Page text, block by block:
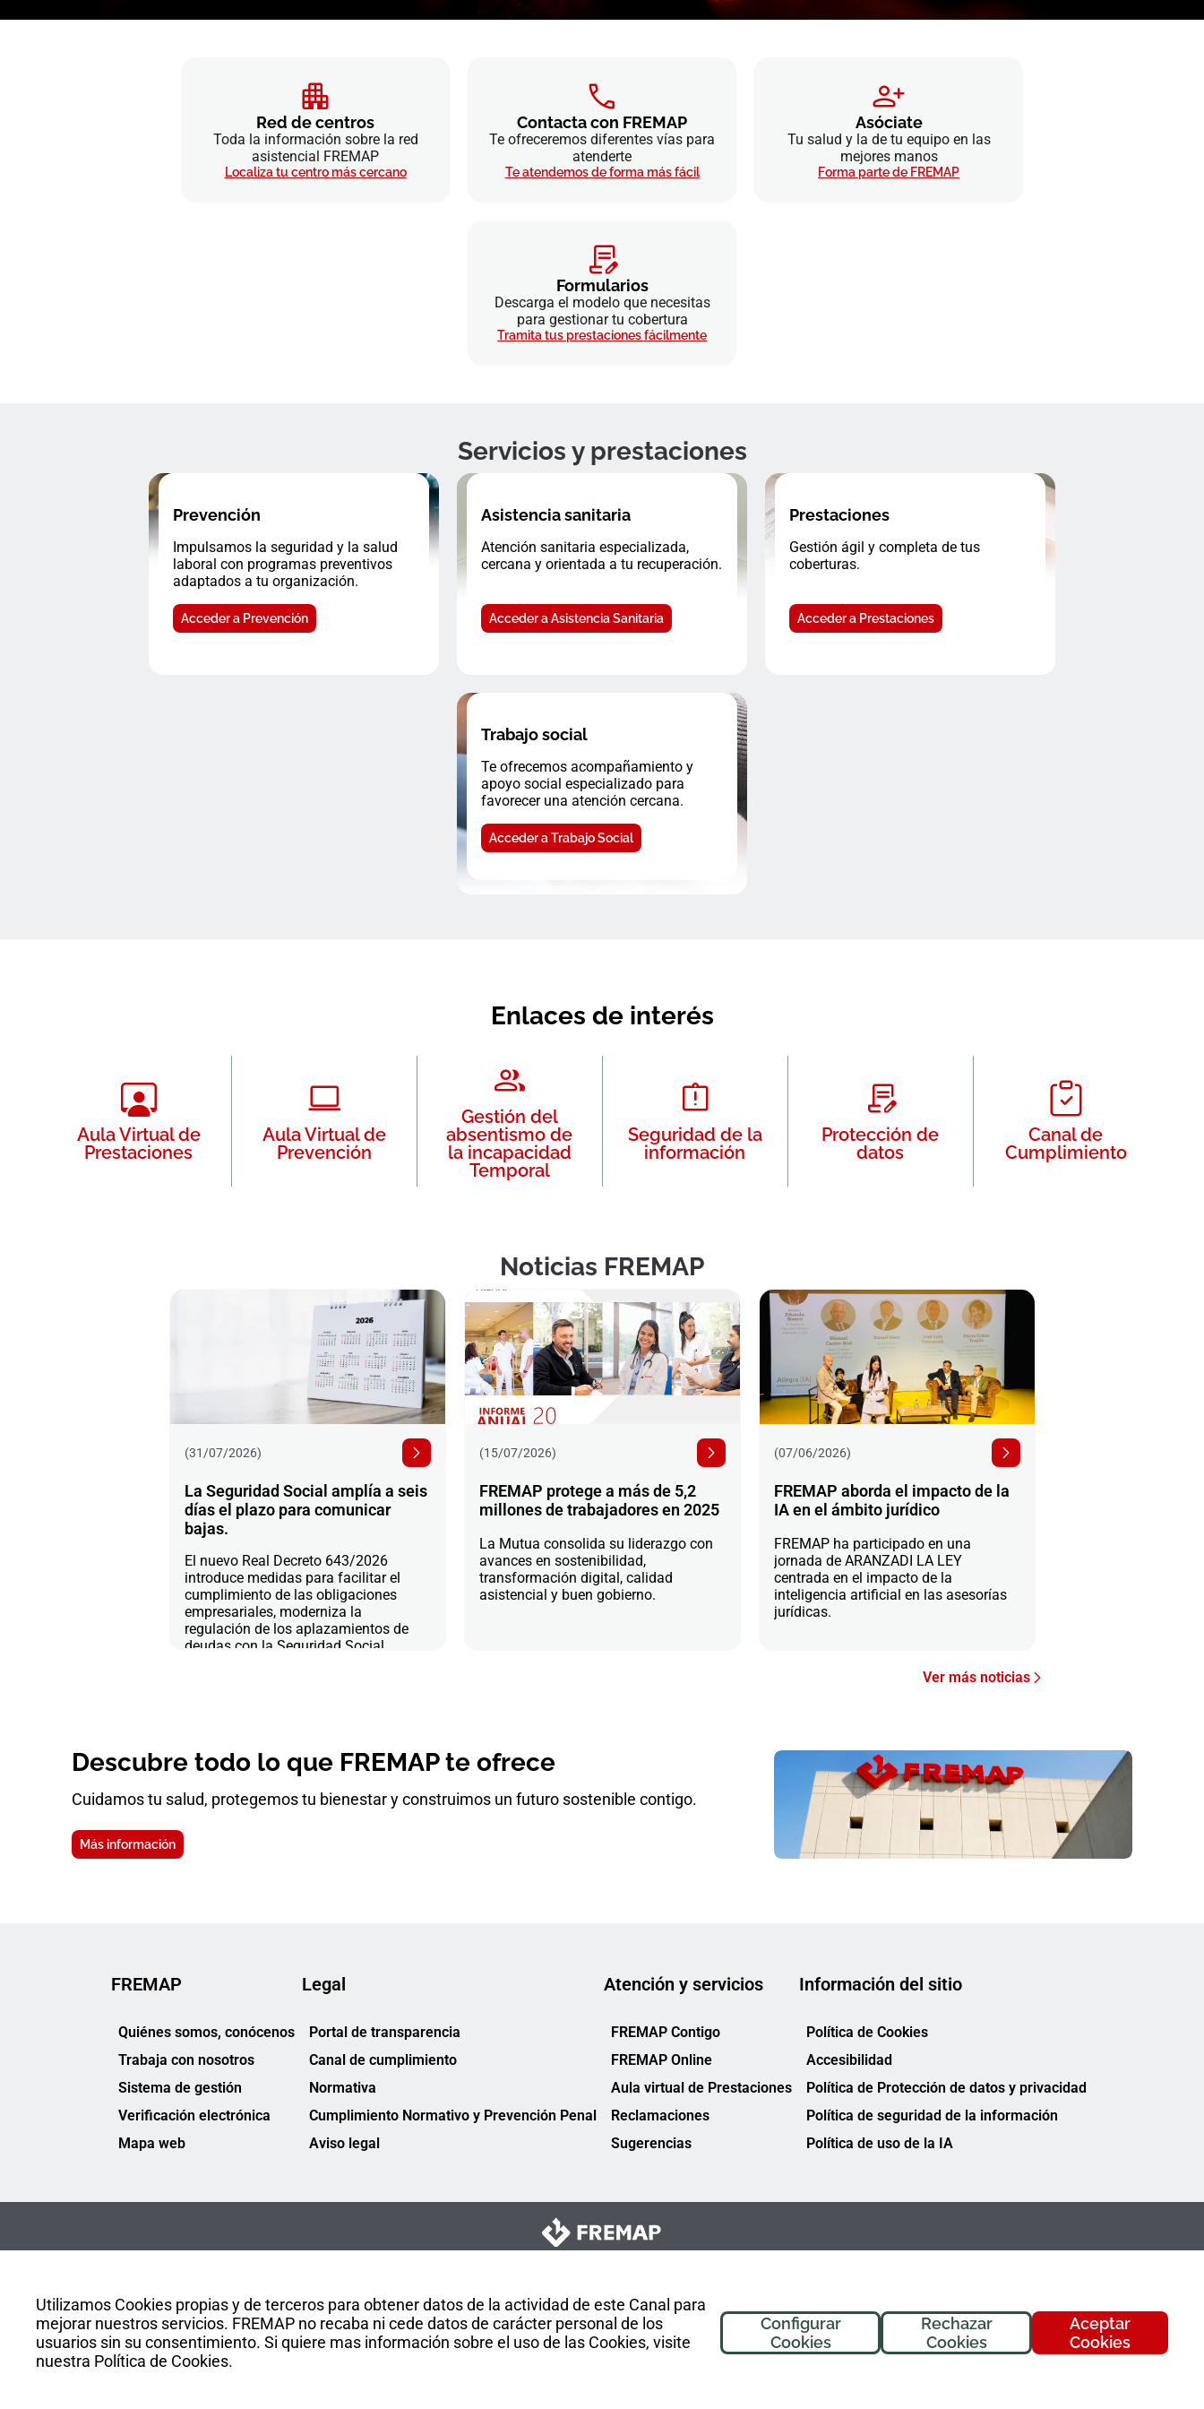
Utilizamos Cookies propias y de terceros para obtener datos de la actividad de este Canal para
mejorar nuestros servicios. FREMAP no recaba ni cede datos de carácter personal de los
usuarios sin su consentimiento. Si quiere mas información sobre el uso de las Cookies, visite
nuestra Política de Cookies.
Aceptar
Cookies
Rechazar
Cookies
Configurar
Cookies
Red de centros
Toda la información sobre la red
asistencial FREMAP
Localiza tu centro más cercano
Contacta con FREMAP
Te ofreceremos diferentes vías para
atenderte
Te atendemos de forma más fácil
Asóciate
Tu salud y la de tu equipo en las
mejores manos
Forma parte de FREMAP
Formularios
Descarga el modelo que necesitas
para gestionar tu cobertura
Tramita tus prestaciones fácilmente
Servicios y prestaciones
Prevención
Impulsamos la seguridad y la salud
laboral con programas preventivos
adaptados a tu organización.
Acceder a Prevención
Asistencia sanitaria
Atención sanitaria especializada,
cercana y orientada a tu recuperación.
Acceder a Asistencia Sanitaria
Prestaciones
Gestión ágil y completa de tus
coberturas.
Acceder a Prestaciones
Trabajo social
Te ofrecemos acompañamiento y
apoyo social especializado para
favorecer una atención cercana.
Acceder a Trabajo Social
Enlaces de interés
Aula Virtual de
Prestaciones
Aula Virtual de
Prevención
Gestión del
absentismo de
la incapacidad
Temporal
Seguridad de la
información
Protección de
datos
Canal de
Cumplimiento
Noticias FREMAP
(31/07/2026)
La Seguridad Social amplía a seis
días el plazo para comunicar
bajas.
El nuevo Real Decreto 643/2026
introduce medidas para facilitar el
cumplimiento de las obligaciones
empresariales, moderniza la
regulación de los aplazamientos de
deudas con la Seguridad Social
(15/07/2026)
FREMAP protege a más de 5,2
millones de trabajadores en 2025
La Mutua consolida su liderazgo con
avances en sostenibilidad,
transformación digital, calidad
asistencial y buen gobierno.
(07/06/2026)
FREMAP aborda el impacto de la
IA en el ámbito jurídico
FREMAP ha participado en una
jornada de ARANZADI LA LEY
centrada en el impacto de la
inteligencia artificial en las asesorías
jurídicas.
Ver más noticias
Descubre todo lo que FREMAP te ofrece
Cuidamos tu salud, protegemos tu bienestar y construimos un futuro sostenible contigo.
Más información
¡Hola! Soy
, tu asistente de
FREMAP. ¿En qué puedo ayudarte
hoy?
FREMAP
Quiénes somos, conócenos
Trabaja con nosotros
Sistema de gestión
Verificación electrónica
Mapa web
Legal
Portal de transparencia
Canal de cumplimiento
Normativa
Cumplimiento Normativo y Prevención Penal
Aviso legal
Atención y servicios
FREMAP Contigo
FREMAP Online
Aula virtual de Prestaciones
Reclamaciones
Sugerencias
Información del sitio
Política de Cookies
Accesibilidad
Política de Protección de datos y privacidad
Política de seguridad de la información
Política de uso de la IA